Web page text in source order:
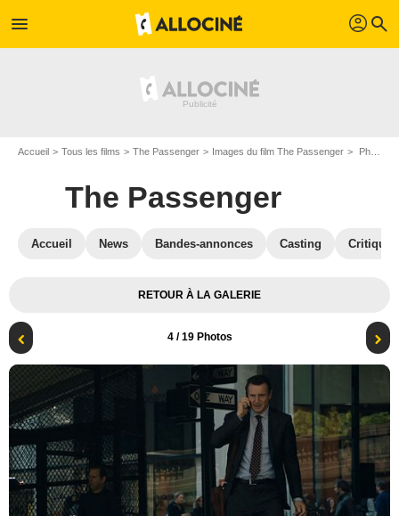
menu profil search
Accueil Tous les films The Passenger Images du film The Passenger Photo du film The Passenger - Photo 4
The Passenger
Accueil News Bandes-annonces Casting
RETOUR À LA GALERIE
4/ 19 Photos